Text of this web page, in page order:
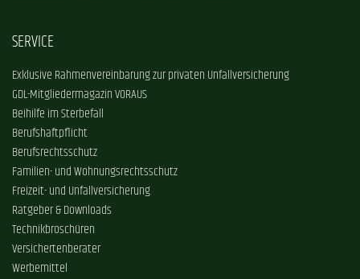
SERVICE
Exklusive Rahmenvereinbarung zur privaten Unfallversicherung
GDL-Mitgliedermagazin VORAUS
Beihilfe im Sterbefall
Berufshaftpflicht
Berufsrechtsschutz
Familien- und Wohnungsrechtsschutz
Freizeit- und Unfallversicherung
Ratgeber & Downloads
Technikbroschüren
Versichertenberater
Werbemittel